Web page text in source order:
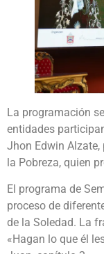
La programación
entidades
Jhon Edwin Alzate,
la Pobreza, quien
El programa de
proceso de
de la Soledad. La
«Hagan lo que él